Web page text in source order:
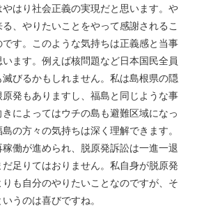
はり社会正義の実現だと思います。や
、やりたいことをやって感謝されるこ
す。このような気持ちは正義感と当事
ます。例えば核問題など日本国民全員
びるかもしれません。私は島根県の隠
発もありますし、福島と同じような事
によってはウチの島も避難区域になっ
の方々の気持ちは深く理解できます。
働が進められ、脱原発訴訟は一進一退
足りてはおりません。私自身が脱原発
も自分のやりたいことなのですが、そ
うのは喜びですね。